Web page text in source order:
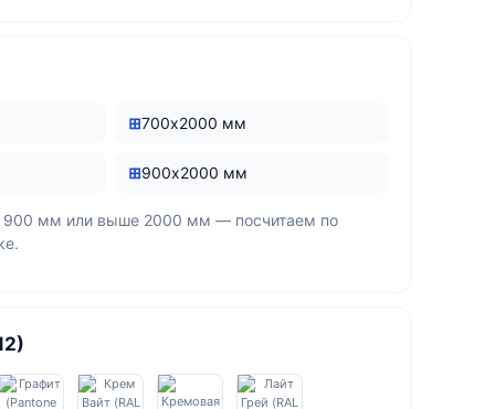
700х2000 мм
900х2000 мм
900 мм или выше 2000 мм — посчитаем по